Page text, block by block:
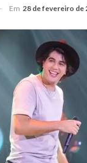
Em 28 de fevereiro de